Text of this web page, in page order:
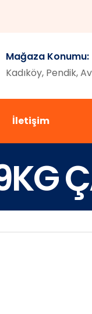
Mağaza Konumu:
Kadıköy, Pendik,
İletişim